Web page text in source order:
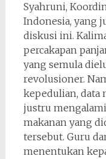
Syahruni,
Indonesia, yang
diskusi ini.
percakapan
yang semula
revolusioner.
kepedulian, data
justru
makanan yang
tersebut. Guru
menentukan